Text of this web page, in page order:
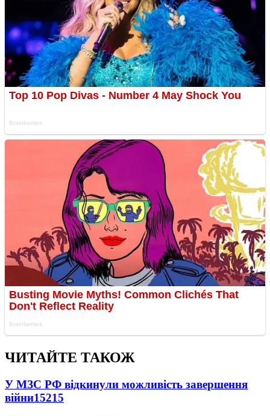
ЧИТАЙТЕ ТАКОЖ
У МЗС РФ відкинули можливість завершення
війни15215